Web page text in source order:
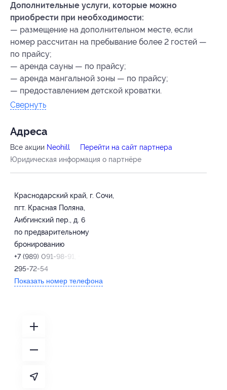
Дополнительные услуги, которые можно
приобрести при необходимости:
— размещение на дополнительном месте, если
номер рассчитан на пребывание более 2 гостей —
по прайсу;
— аренда сауны — по прайсу;
— аренда мангальной зоны — по прайсу;
— предоставлением детской кроватки.
Свернуть
Адресa
Все акции Neohill
Перейти на сайт партнера
Юридическая информация о партнёре
Краснодарский край, г. Сочи,
пгт. Красная Поляна,
Аибгинский пер., д. 6
по предварительному
бронированию
+7 (989) 091-98-91, +7 (928)
295-72-54
Показать номер телефона